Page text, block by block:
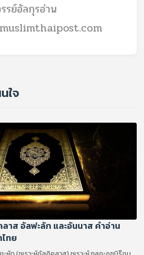
ย์อัลกุรอ่าน
ใจ
ลาส อัลฟะลัก และอันนาส คำอ่าน
ทย